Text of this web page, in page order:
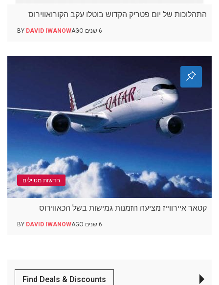
התהלוכות של יום פטריק הקדוש בוטלו עקב הקורואווירוס
BY DAVID IWANOW 6 שנים AGO
חדשות מטיילים
קטאר איירווייז מציעה הזמנות גמישות בשל הכאווירוס
BY DAVID IWANOW 6 שנים AGO
Find Deals & Discounts